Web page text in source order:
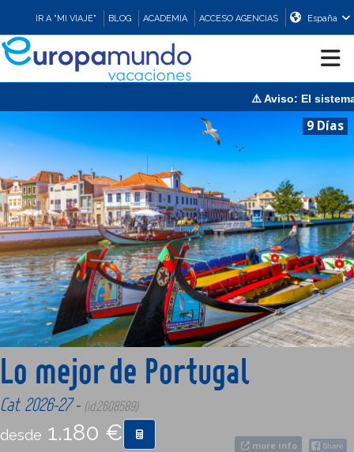
IR A "MI VIAJE" BLOG ACADEMIA ACCESO AGENCIAS España
EUROPA
ASIA
ORIENTE
PROMOCIONES
COMPRAR
⚠️ Aviso: El sistema
9 Días
more info
Lo mejor de Portugal
Cat. 2026-27 - (id:2608589)
desde 1.180 €